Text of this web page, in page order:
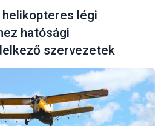
helikopteres légi
hatósági
szervezetek